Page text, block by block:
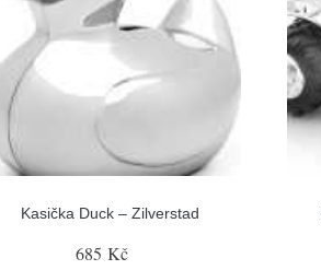
Kasička Duck – Zilverstad
685 Kč